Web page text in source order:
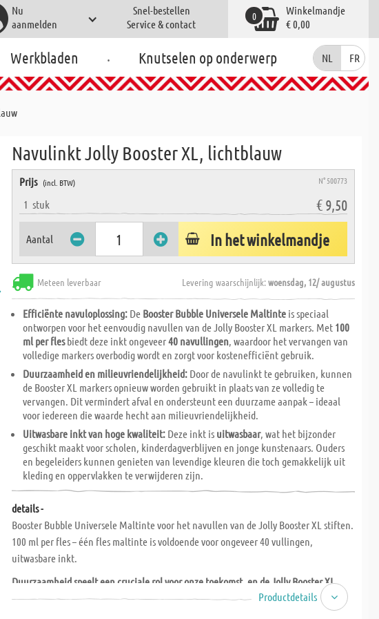
Nu
aanmelden
Snel-bestellen
Service & contact
Winkelmandje
€ 0,00
0
Werkbladen . Knutselen op onderwerp NL FR
Navulinkt Jolly Booster XL, lichtblauw
Prijs (incl. BTW) N° 500773
1stuk € 9,50
Aantal In het winkelmandje
Meteen leverbaar Levering waarschijnlijk:woensdag, 12/ augustus
Efficiënte navuloplossing: De Booster Bubble Universele Maltinte is speciaal
ontworpen voor het eenvoudig navullen van de Jolly Booster XL markers. Met 100
ml per flesbiedt deze inkt ongeveer40 navullingen, waardoor het vervangen van
volledige markers overbodig wordt en zorgt voor kostenefficiënt gebruik.
Duurzaamheid en milieuvriendelijkheid: Door de navulinkt te gebruiken, kunnen
de Booster XL markers opnieuw worden gebruikt in plaats van ze volledig te
vervangen. Dit vermindert afval en ondersteunt een duurzame aanpak – ideaal
voor iedereen die waarde hecht aan milieuvriendelijkheid.
Uitwasbare inkt van hoge kwaliteit: Deze inkt is uitwasbaar, wat het bijzonder
geschikt maakt voor scholen, kinderdagverblijven en jonge kunstenaars. Ouders
en begeleiders kunnen genieten van levendige kleuren die toch gemakkelijk uit
kleding en oppervlakken te verwijderen zijn.
details -
Booster Bubble Universele Maltinte voor het navullen van de Jolly Booster XL stiften.
100 ml per fles – één fles maltinte is voldoende voor ongeveer 40 vullingen,
uitwasbare inkt.
Duurzaamheid speelt een cruciale rol voor onze toekomst, en de Jolly Booster XL
fasermarkers ondersteunen dit door hun duurzame vervangpunten, navulbare inkt
en vervangdoppen – zo kunnen de markers altijd worden bijgevuld en hergebruikt, in
Productdetails